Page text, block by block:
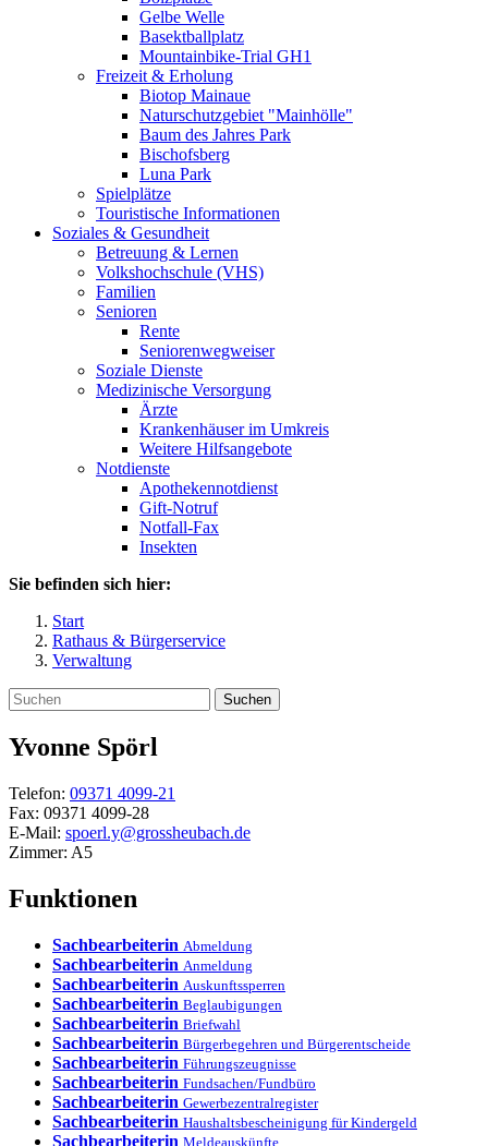
Gelbe Welle
Basektballplatz
Mountainbike-Trial GH1
Freizeit & Erholung
Biotop Mainaue
Naturschutzgebiet "Mainhölle"
Baum des Jahres Park
Bischofsberg
Luna Park
Spielplätze
Touristische Informationen
Soziales & Gesundheit
Betreuung & Lernen
Volkshochschule (VHS)
Familien
Senioren
Rente
Seniorenwegweiser
Soziale Dienste
Medizinische Versorgung
Ärzte
Krankenhäuser im Umkreis
Weitere Hilfsangebote
Notdienste
Apothekennotdienst
Gift-Notruf
Notfall-Fax
Insekten
Sie befinden sich hier:
Start
Rathaus & Bürgerservice
Verwaltung
Suchen
Yvonne Spörl
Telefon: 09371 4099-21
Fax: 09371 4099-28
E-Mail: spoerl.y@grossheubach.de
Zimmer: A5
Funktionen
Sachbearbeiterin Abmeldung
Sachbearbeiterin Anmeldung
Sachbearbeiterin Auskunftssperren
Sachbearbeiterin Beglaubigungen
Sachbearbeiterin Briefwahl
Sachbearbeiterin Bürgerbegehren und Bürgerentscheide
Sachbearbeiterin Führungszeugnisse
Sachbearbeiterin Fundsachen/Fundbüro
Sachbearbeiterin Gewerbezentralregister
Sachbearbeiterin Haushaltsbescheinigung für Kindergeld
Sachbearbeiterin Meldeauskünfte